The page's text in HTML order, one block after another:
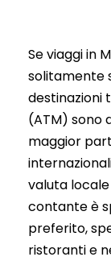
Se viaggi in
solitamente
destinazioni
(ATM) sono
maggior
valuta
contante è
preferito,
ristoranti e